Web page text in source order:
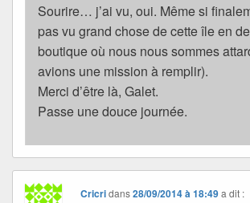
Sourire… j’ai vu, oui. Même si
pas vu grand chose de cette île en
boutique où nous nous sommes
avions une mission à remplir).
Merci d’être là, Galet.
Passe une douce journée.
Cricridans28/09/2014 à 18:49 a dit :